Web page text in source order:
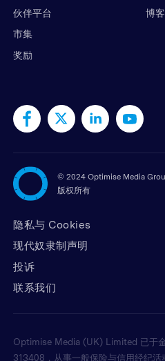
伙伴平台
市集
奖励
博客
© 2024 Optimise Media
版权所有
隐私与 Cookies
现代奴隶制声明
投诉
联系我们
Optimise Media (UK) Limited 已于
313408，从事一般保险与信用经纪